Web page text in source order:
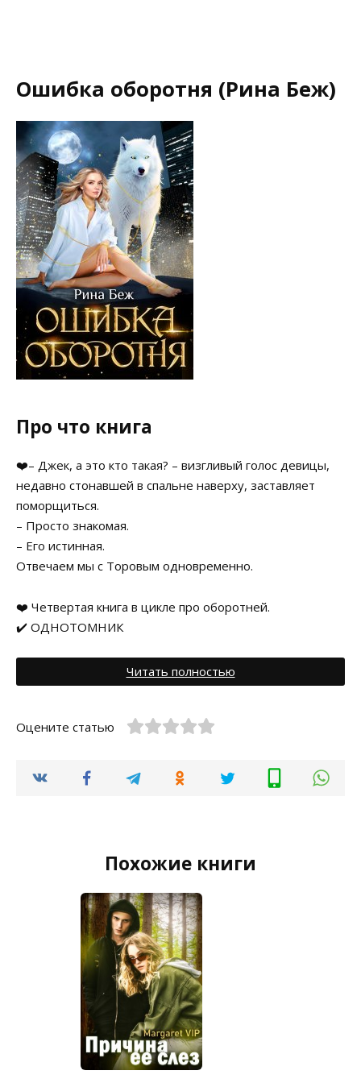
Ошибка оборотня (Рина Беж)
Про что книга
❤️– Джек, а это кто такая? – визгливый голос девицы,
недавно стонавшей в спальне наверху, заставляет
поморщиться.
– Просто знакомая.
– Его истинная.
Отвечаем мы с Торовым одновременно.
❤️ Четвертая книга в цикле про оборотней.
✔️ ОДНОТОМНИК
Читать полностью
Оцените статью
Похожие книги